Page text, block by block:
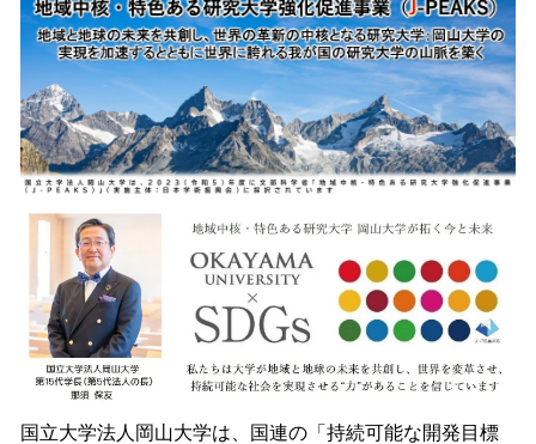
国立大学法人岡山大学は、国連の「持続可能な開発目標